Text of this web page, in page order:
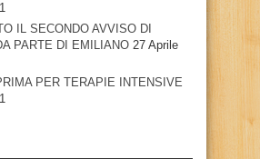
IL SECONDO AVVISO DI
PARTE DI EMILIANO 27 Aprile
PER TERAPIE INTENSIVE